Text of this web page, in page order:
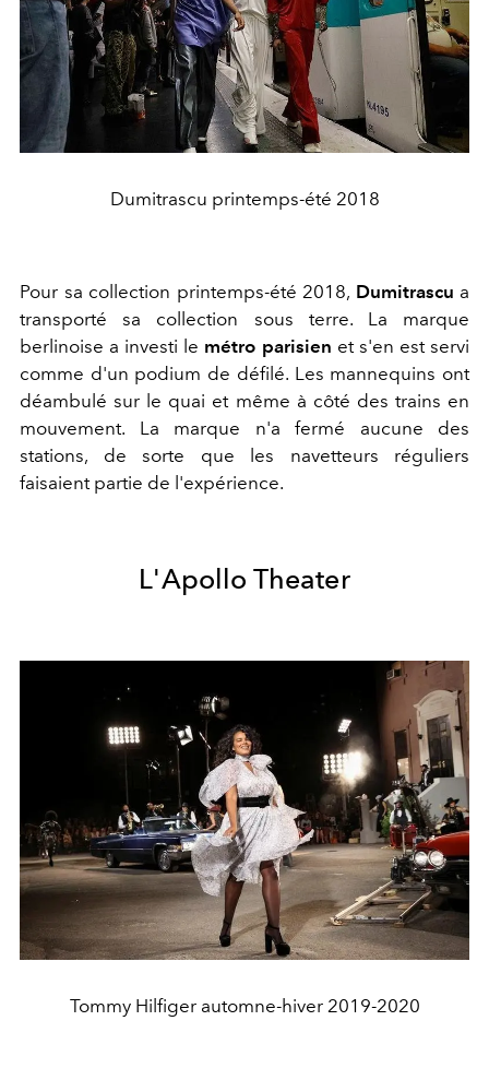
Dumitrascu printemps-été 2018
Pour sa collection printemps-été 2018, Dumitrascu a
transporté sa collection sous terre. La marque
berlinoise a investi le métro parisien et s'en est servi
comme d'un podium de défilé. Les mannequins ont
déambulé sur le quai et même à côté des trains en
mouvement. La marque n'a fermé aucune des
stations, de sorte que les navetteurs réguliers
faisaient partie de l'expérience.
L'Apollo Theater
Tommy Hilfiger automne-hiver 2019-2020